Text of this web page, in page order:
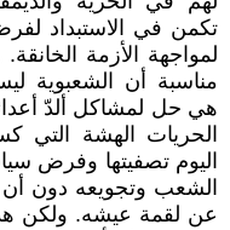
تكمن في الاستبداد
لمواجهة الأزمة
مناسبة أن الشعبوية
هي حل لمشاكل ألدّ
الحريات الهشة التي
اليوم تصفيتها وفرض
الشعب وتجويعه دون أن
عن لقمة عيشه. ولكن